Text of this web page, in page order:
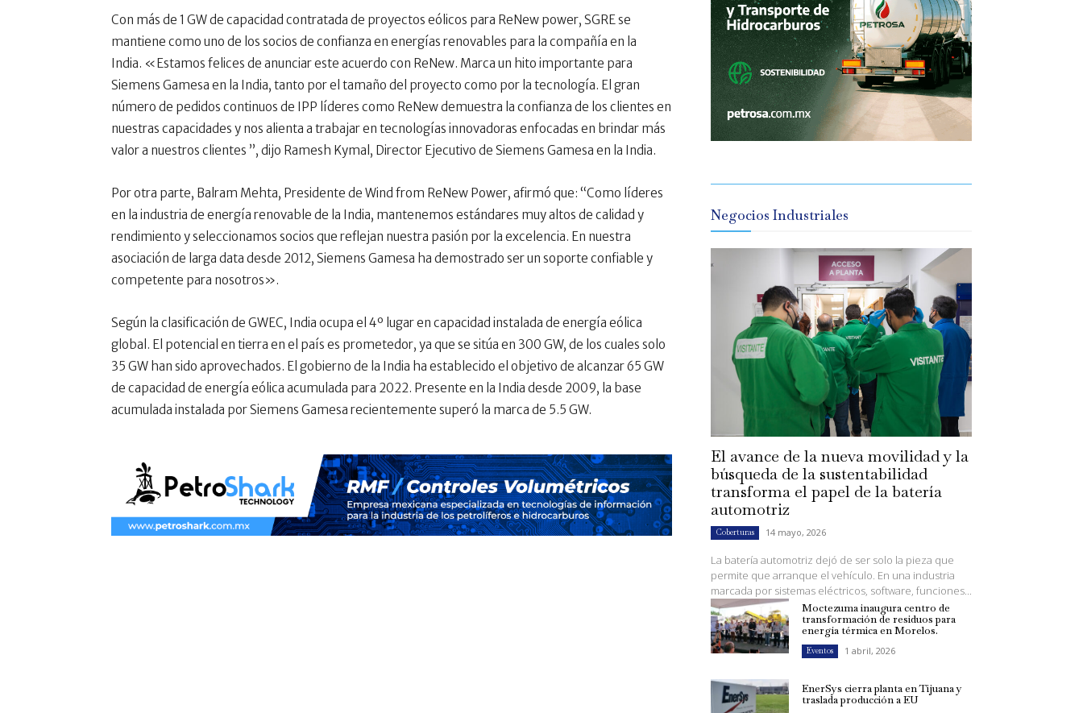
Con más de 1 GW de capacidad contratada de proyectos eólicos para ReNew power, SGRE se
mantiene como uno de los socios de confianza en energías renovables para la compañía en la
India. «Estamos felices de anunciar este acuerdo con ReNew. Marca un hito importante para
Siemens Gamesa en la India, tanto por el tamaño del proyecto como por la tecnología. El gran
número de pedidos continuos de IPP líderes como ReNew demuestra la confianza de los clientes en
nuestras capacidades y nos alienta a trabajar en tecnologías innovadoras enfocadas en brindar más
valor a nuestros clientes ”, dijo Ramesh Kymal, Director Ejecutivo de Siemens Gamesa en la India.
Por otra parte, Balram Mehta, Presidente de Wind from ReNew Power, afirmó que: “Como líderes
en la industria de energía renovable de la India, mantenemos estándares muy altos de calidad y
rendimiento y seleccionamos socios que reflejan nuestra pasión por la excelencia. En nuestra
asociación de larga data desde 2012, Siemens Gamesa ha demostrado ser un soporte confiable y
competente para nosotros».
Según la clasificación de GWEC, India ocupa el 4º lugar en capacidad instalada de energía eólica
global. El potencial en tierra en el país es prometedor, ya que se sitúa en 300 GW, de los cuales solo
35 GW han sido aprovechados. El gobierno de la India ha establecido el objetivo de alcanzar 65 GW
de capacidad de energía eólica acumulada para 2022. Presente en la India desde 2009, la base
acumulada instalada por Siemens Gamesa recientemente superó la marca de 5.5 GW.
Negocios Industriales
El avance de la nueva movilidad y la
búsqueda de la sustentabilidad
transforma el papel de la batería
automotriz
Coberturas 14 mayo, 2026
La batería automotriz dejó de ser solo la pieza que
permite que arranque el vehículo. En una industria
marcada por sistemas eléctricos, software, funciones...
Moctezuma inaugura centro de
transformación de residuos para
energía térmica en Morelos.
Eventos 1 abril, 2026
EnerSys cierra planta en Tijuana y
traslada producción a EU